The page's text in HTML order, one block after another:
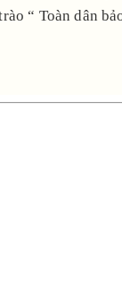
“ Toàn dân